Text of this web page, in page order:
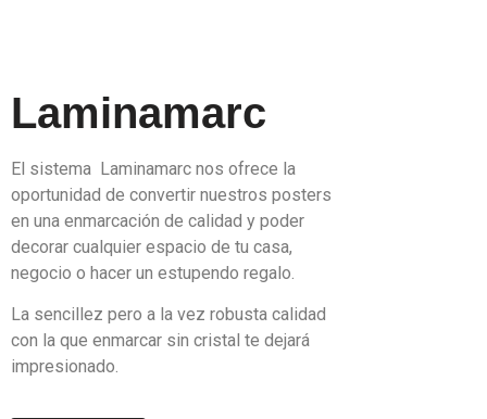
Laminamarc
El sistema Laminamarc nos ofrece la
oportunidad de convertir nuestros posters
en una enmarcación de calidad y poder
decorar cualquier espacio de tu casa,
negocio o hacer un estupendo regalo.
La sencillez pero a la vez robusta calidad
con la que enmarcar sin cristal te dejará
impresionado.